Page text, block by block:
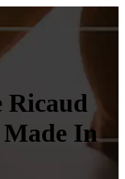
Ricaud
Made In